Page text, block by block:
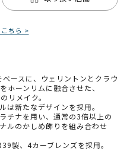
ちら >
ースに、ウェリントンとクラウ
ホーンリムに融合させた、
リメイク。
は新たなデザインを採用。
チナを用い、通常の3倍以上の
ルのかしめ飾りを組み合わせ
製、4カーブレンズを採用。